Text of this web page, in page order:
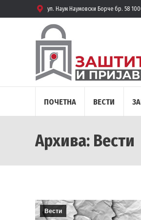
ул. Наум Наумовски Борче бр. 58
ПОЧЕТНА ВЕСТИ
Архива: Вести
Вести